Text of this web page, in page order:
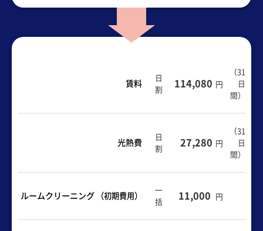
賃料
日
割
114,080 円
（31
日
間）
光熱費
日
割
27,280 円
（31
日
間）
ルームクリーニング （初期費用）
一
括
11,000 円